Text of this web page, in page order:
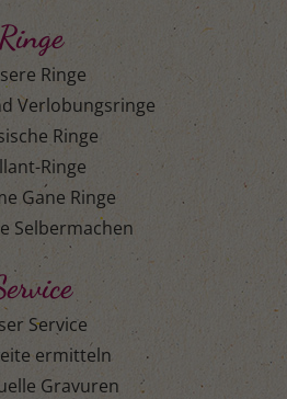
Ringe
Ringe
Verlobungsringe
Ringe
Ringe
Gane Ringe
Selbermachen
Service
ermitteln
Gravuren